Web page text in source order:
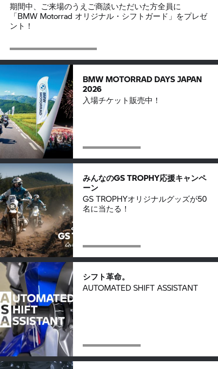
期間中、ご来場のうえご商談いただいた方全員に
「BMW Motorrad オリジナル・シフトガード」をプレゼ
ント！
BMW MOTORRAD DAYS JAPAN
2026
入場チケット販売中！
みんなのGS TROPHY応援キャンペ
ーン
GS TROPHYオリジナルグッズが50
名に当たる！
シフト革命。
AUTOMATED SHIFT ASSISTANT